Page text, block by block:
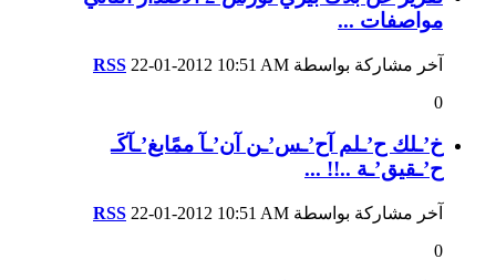
مواصفات ...
آخر مشاركة بواسطة RSS 22-01-2012 10:51 AM
0
خ’ـلك ح’ـلم آح’ـس’ـن آن’ـآ ممًابغ’ـآكَـ
ح’ـقيق’ـة ..!! ...
آخر مشاركة بواسطة RSS 22-01-2012 10:51 AM
0